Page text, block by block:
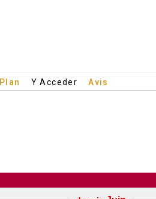
Plan Y Acceder Avis